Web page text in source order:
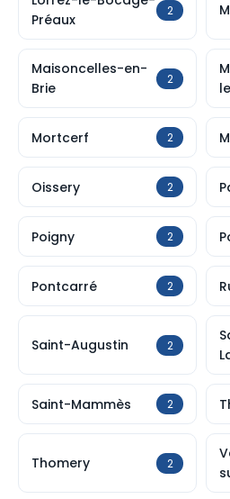
Préaux
2
Maisoncelles-en-
Brie
2
Mortcerf 2
Oissery 2
Poigny 2
Pontcarré 2
Saint-Augustin 2
Saint-Mammès 2
Thomery 2